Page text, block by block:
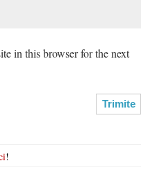
in this browser for the next
!